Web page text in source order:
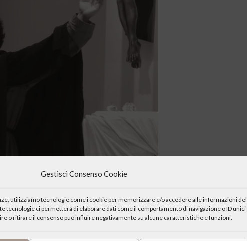
Gestisci Consenso Cookie
utilizziamo tecnologie come i cookie per memorizzare e/o accedere alle informazioni del
tecnologie ci permetterà di elaborare dati come il comportamento di navigazione o ID unici
o ritirare il consenso può influire negativamente su alcune caratteristiche e funzioni.